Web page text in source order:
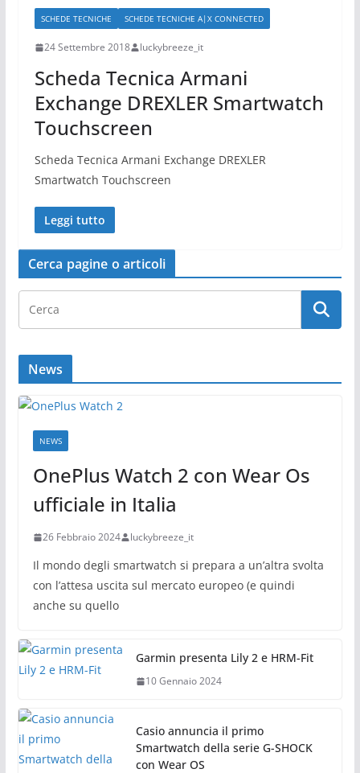
SCHEDE TECNICHE SCHEDE TECNICHE A|X CONNECTED
24 Settembre 2018 luckybreeze_it
Scheda Tecnica Armani
Exchange DREXLER Smartwatch
Touchscreen
Scheda Tecnica Armani Exchange DREXLER
Smartwatch Touchscreen
Leggi tutto
Cerca pagine o articoli
News
NEWS
OnePlus Watch 2 con Wear Os
ufficiale in Italia
26 Febbraio 2024 luckybreeze_it
Il mondo degli smartwatch si prepara a un’altra svolta
con l’attesa uscita sul mercato europeo (e quindi
anche su quello
Garmin presenta Lily 2 e HRM-Fit
10 Gennaio 2024
Casio annuncia il primo
Smartwatch della serie G-SHOCK
con Wear OS